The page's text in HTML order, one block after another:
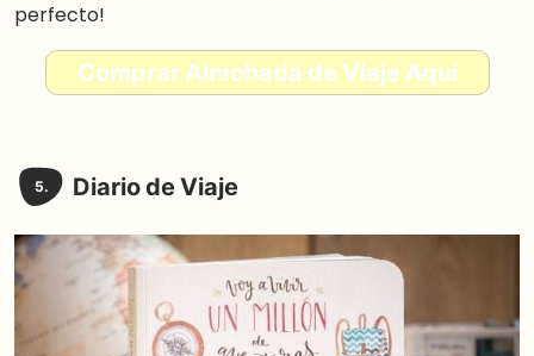
perfecto!
Comprar Almohada de Viaje Aquí
5. Diario de Viaje